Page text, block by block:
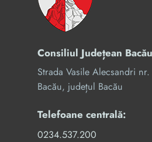
Consiliul Județean Bacău
Strada Vasile Alecsandri
Bacău, județul Bacău
Telefoane centrală:
0234.537.200